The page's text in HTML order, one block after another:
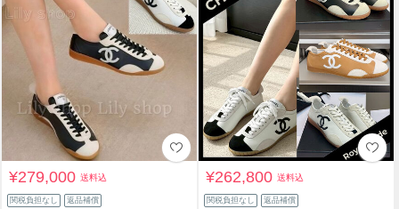
¥279,000送料込
関税負担なし 返品補償
¥262,800送料込
関税負担なし 返品補償